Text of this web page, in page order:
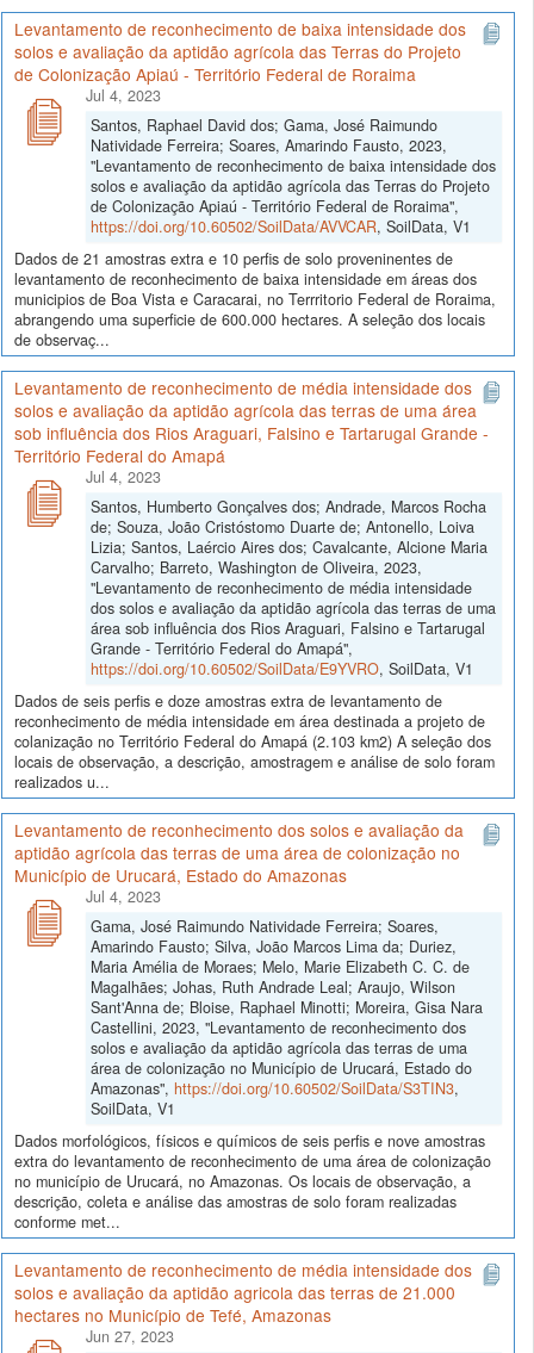
Levantamento de reconhecimento de baixa intensidade dos
solos e avaliação da aptidão agrícola das Terras do Projeto
de Colonização Apiaú - Território Federal de Roraima
Jul 4, 2023
Santos, Raphael David dos; Gama, José Raimundo
Natividade Ferreira; Soares, Amarindo Fausto, 2023,
"Levantamento de reconhecimento de baixa intensidade dos
solos e avaliação da aptidão agrícola das Terras do Projeto
de Colonização Apiaú - Território Federal de Roraima",
https://doi.org/10.60502/SoilData/AVVCAR, SoilData, V1
Dados de 21 amostras extra e 10 perfis de solo proveninentes de
levantamento de reconhecimento de baixa intensidade em áreas dos
municipios de Boa Vista e Caracarai, no Terrritorio Federal de Roraima,
abrangendo uma superficie de 600.000 hectares. A seleção dos locais
de observaç...
Levantamento de reconhecimento de média intensidade dos
solos e avaliação da aptidão agrícola das terras de uma área
sob influência dos Rios Araguari, Falsino e Tartarugal Grande -
Território Federal do Amapá
Jul 4, 2023
Santos, Humberto Gonçalves dos; Andrade, Marcos Rocha
de; Souza, João Cristóstomo Duarte de; Antonello, Loiva
Lizia; Santos, Laércio Aires dos; Cavalcante, Alcione Maria
Carvalho; Barreto, Washington de Oliveira, 2023,
"Levantamento de reconhecimento de média intensidade
dos solos e avaliação da aptidão agrícola das terras de uma
área sob influência dos Rios Araguari, Falsino e Tartarugal
Grande - Território Federal do Amapá",
https://doi.org/10.60502/SoilData/E9YVRO, SoilData, V1
Dados de seis perfis e doze amostras extra de levantamento de
reconhecimento de média intensidade em área destinada a projeto de
colanização no Território Federal do Amapá (2.103 km2) A seleção dos
locais de observação, a descrição, amostragem e análise de solo foram
realizados u...
Levantamento de reconhecimento dos solos e avaliação da
aptidão agrícola das terras de uma área de colonização no
Município de Urucará, Estado do Amazonas
Jul 4, 2023
Gama, José Raimundo Natividade Ferreira; Soares,
Amarindo Fausto; Silva, João Marcos Lima da; Duriez,
Maria Amélia de Moraes; Melo, Marie Elizabeth C. C. de
Magalhães; Johas, Ruth Andrade Leal; Araujo, Wilson
Sant'Anna de; Bloise, Raphael Minotti; Moreira, Gisa Nara
Castellini, 2023, "Levantamento de reconhecimento dos
solos e avaliação da aptidão agrícola das terras de uma
área de colonização no Município de Urucará, Estado do
Amazonas", https://doi.org/10.60502/SoilData/S3TIN3,
SoilData, V1
Dados morfológicos, físicos e químicos de seis perfis e nove amostras
extra do levantamento de reconhecimento de uma área de colonização
no município de Urucará, no Amazonas. Os locais de observação, a
descrição, coleta e análise das amostras de solo foram realizadas
conforme met...
Levantamento de reconhecimento de média intensidade dos
solos e avaliação da aptidão agricola das terras de 21.000
hectares no Município de Tefé, Amazonas
Jun 27, 2023